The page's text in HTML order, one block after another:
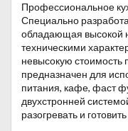
Профессиональное
Специально
обладающая высокой
техническими
невысокую стоимость
предназначен для
питания, кафе, фаст
двухстронней
разогревать и